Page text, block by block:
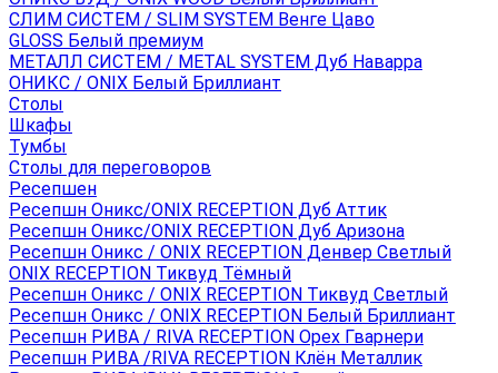
СЛИМ СИСТЕМ / SLIM SYSTEM Венге Цаво
GLOSS Белый премиум
МЕТАЛЛ СИСТЕМ / METAL SYSTEM Дуб Наварра
ОНИКС / ONIX Белый Бриллиант
Столы
Шкафы
Тумбы
Столы для переговоров
Ресепшен
Ресепшн Оникс/ONIX RECEPTION Дуб Аттик
Ресепшн Оникс/ONIX RECEPTION Дуб Аризона
Ресепшн Оникс / ONIX RECEPTION Денвер Светлый
ONIX RECEPTION Тиквуд Тёмный
Ресепшн Оникс / ONIX RECEPTION Тиквуд Светлый
Ресепшн Оникс / ONIX RECEPTION Белый Бриллиант
Ресепшн РИВА / RIVA RECEPTION Орех Гварнери
Ресепшн РИВА /RIVA RECEPTION Клён Металлик